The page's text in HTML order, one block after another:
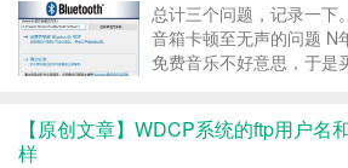
总计三个问题，记录一下
音箱卡顿至无声的问题 N
免费音乐不好意思，于是
血工作。买了这个音箱，
【原创文章】WDCP系统的ftp用户名
样